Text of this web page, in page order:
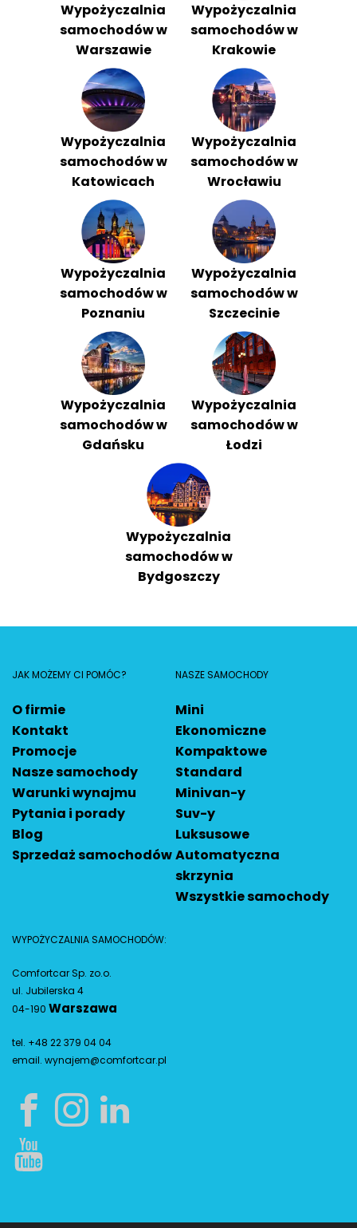
Wypożyczalnia
samochodów w
Warszawie
Wypożyczalnia
samochodów w
Krakowie
Wypożyczalnia
samochodów w
Katowicach
Wypożyczalnia
samochodów w
Wrocławiu
Wypożyczalnia
samochodów w
Poznaniu
Wypożyczalnia
samochodów w
Szczecinie
Wypożyczalnia
samochodów w
Gdańsku
Wypożyczalnia
samochodów w
Łodzi
Wypożyczalnia
samochodów w
Bydgoszczy
JAK MOŻEMY CI POMÓC?
O firmie
Kontakt
Promocje
Nasze samochody
Warunki wynajmu
Pytania i porady
Blog
Sprzedaż samochodów
NASZE SAMOCHODY
Mini
Ekonomiczne
Kompaktowe
Standard
Minivan-y
Suv-y
Luksusowe
Automatyczna
skrzynia
Wszystkie samochody
WYPOŻYCZALNIA SAMOCHODÓW:
Comfortcar Sp. zo.o.
ul. Jubilerska 4
04-190 Warszawa
tel. +48 22 379 04 04
email. wynajem@comfortcar.pl